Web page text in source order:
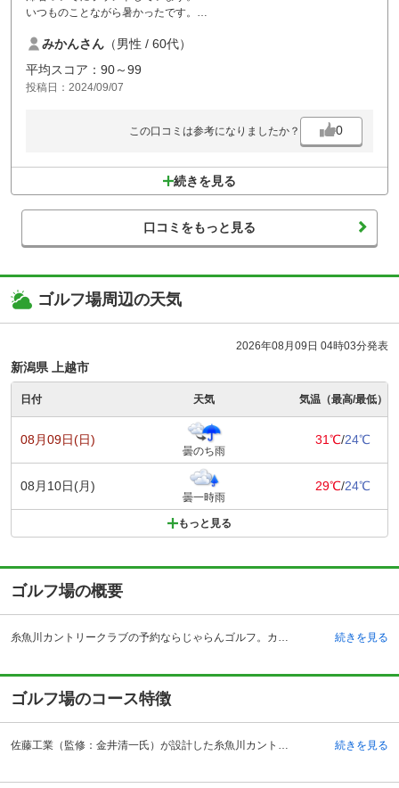
いつものことながら暑かったです。
みかんさん （男性 / 60代）
平均スコア：90～99
投稿日：2024/09/07
この口コミは参考になりましたか？ 0
続きを見る
口コミをもっと見る
ゴルフ場周辺の天気
2026年08月09日 04時03分発表
新潟県 上越市
日付 天気 気温（最高/最低）
08月09日(日)
曇のち雨
31℃/24℃
08月10日(月)
曇一時雨
29℃/24℃
もっと見る
ゴルフ場の概要
糸魚川カントリークラブの予約ならじゃらんゴルフ。カートの有無や利用税、キャンセル料、ナイター設備、駐車場などのコース情報はもちろん、口コミ、フォトギャラリーなどコースの難易度や攻略に役立つ情報充実、予約する度にポイントが貯まるのでお得にゴルフをお楽しみ頂けます。 糸魚川カントリークラブは雄大な北アルプスを望みながらプレーを楽しめるゴルフ場で、毎年いくつかの大きなコンペが行われています。車でのアクセスは、北陸自動車道の糸魚川インターチェンジでより約8分、電車利用の場合はJR北陸本線糸魚川駅よりタクシーで約15分です。「美山ゴルフ練習場」という練習場が隣接されていますので、プレーの前に軽くウォーミングアップできるのがうれしいですね。糸魚川の名物というと、「ブラック焼きそば」。新潟県産のイカとイカスミに中華麺を合わせた個性豊かな焼きそばは、ご当地のB級グルメとして話題です。近くに温泉もありますので、プレーの後はゆっくりと疲れた身体を癒し、汗とともに日々の疲れを洗い流してください。 続きを見る
ゴルフ場のコース特徴
佐藤工業（監修：金井清一氏）が設計した糸魚川カントリークラブのコースは、18ホールの2コースで構成された、かなりフラットで比較的プレーしやすいコースです。戦略も立てやすいですが、各ホールの距離が比較的短いので、正確に方向を定めたショットが重要になります。パー4のホールが多く、中にはパー3のホールもちらほらありますので、スコアをまとめるにはそれなりのテクニックを要します。ほとんどのホールが見通しがよく、飛距離と方向をミスしなければある程度攻略しやすいですが、14番ホールは樹木の間をすりぬける形になりますので、しっかりとまっすぐ打たないと、木に引っかかってしまいますので気をつけたいところです。18番ホールはバンカーに注意したいコースとなっています。 続きを見る